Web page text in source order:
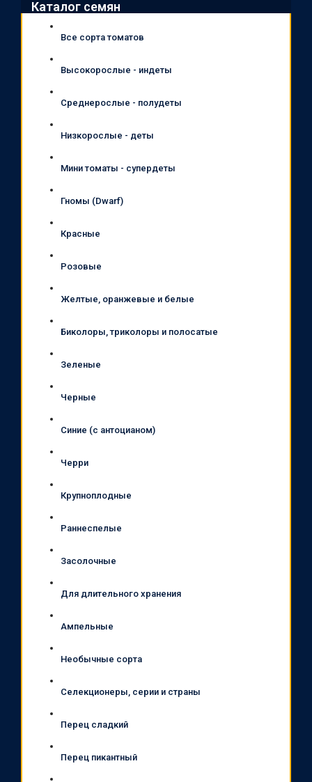
Каталог семян
Все сорта томатов
Высокорослые - индеты
Среднерослые - полудеты
Низкорослые - деты
Мини томаты - супердеты
Гномы (Dwarf)
Красные
Розовые
Желтые, оранжевые и белые
Биколоры, триколоры и полосатые
Зеленые
Черные
Синие (с антоцианом)
Черри
Крупноплодные
Раннеспелые
Засолочные
Для длительного хранения
Ампельные
Необычные сорта
Селекционеры, серии и страны
Перец сладкий
Перец пикантный